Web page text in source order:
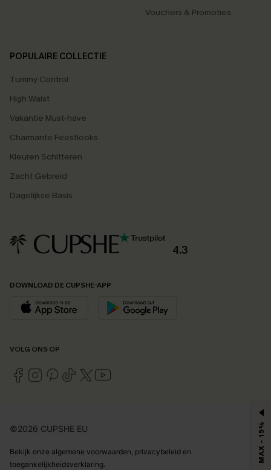
Vouchers & Promoties
POPULAIRE COLLECTIE
Tummy Control
High Waist
Vakantie Must-have
Charmante Feestlooks
Kleuren Schitteren
Zacht Gebreid
Dagelijkse Basis
4.3
DOWNLOAD DE CUPSHE-APP
VOLG ONS OP
©2026 CUPSHE EU
Bekijk onze algemene voorwaarden privacybeleid en
toegankelijkheidsverklaring
MAX - 15%